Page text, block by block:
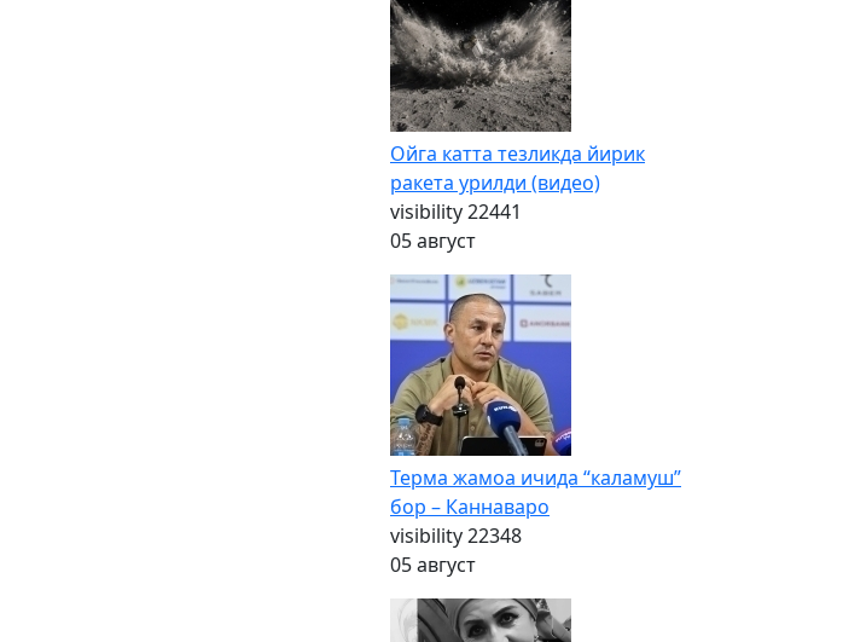
Ойга катта тезликда йирик
ракета урилди (видео)
visibility22441
05 август
Терма жамоа ичида “каламуш”
бор – Каннаваро
visibility22348
05 август